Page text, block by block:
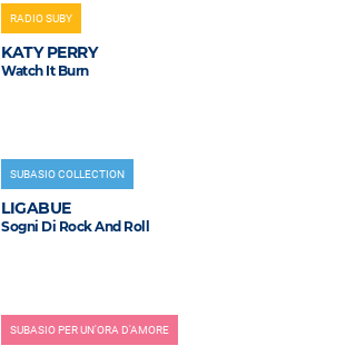
RADIO SUBY
KATY PERRY
Watch It Burn
SUBASIO COLLECTION
LIGABUE
Sogni Di Rock And Roll
SUBASIO PER UN'ORA D'AMORE